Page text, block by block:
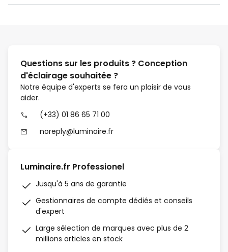
Questions sur les produits ? Conception
d'éclairage souhaitée ?
Notre équipe d'experts se fera un plaisir de vous
aider.
(+33) 01 86 65 71 00
noreply@luminaire.fr
Luminaire.fr Professionel
Jusqu'à 5 ans de garantie
Gestionnaires de compte dédiés et conseils
d'expert
Large sélection de marques avec plus de 2
millions articles en stock